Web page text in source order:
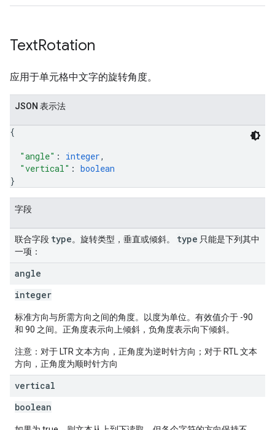
TextRotation
应用于单元格中文字的旋转角度。
JSON 表示法
{
"angle" : integer,
"vertical" : boolean
}
字段
联合字段 type。旋转类型，垂直或倾斜。 type 只能是下列其中
一项：
angle
integer
标准方向与所需方向之间的角度。以度为单位。有效值介于 -90
和 90 之间。正角度表示向上倾斜，负角度表示向下倾斜。
注意：对于 LTR 文本方向，正角度为逆时针方向；对于 RTL 文本
方向，正角度为顺时针方向
vertical
boolean